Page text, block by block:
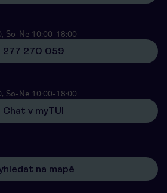
So-Ne 10:00-18:00
277 270 059
So-Ne 10:00-18:00
Chat v myTUI
na mapě